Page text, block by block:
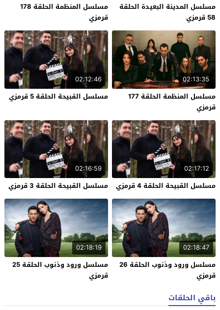
مسلسل المدينة البعيدة الحلقة
58 قرمزي
مسلسل المنظمة الحلقة 178
قرمزي
02:13:35
مسلسل المنظمة الحلقة 177
قرمزي
02:12:46
مسلسل القبيحة الحلقة 5 قرمزي
02:17:12
مسلسل القبيحة الحلقة 4 قرمزي
02:16:59
مسلسل القبيحة الحلقة 3 قرمزي
02:18:47
مسلسل ورود وذنوب الحلقة 26
قرمزي
02:18:19
مسلسل ورود وذنوب الحلقة 25
قرمزي
باقي الحلقات